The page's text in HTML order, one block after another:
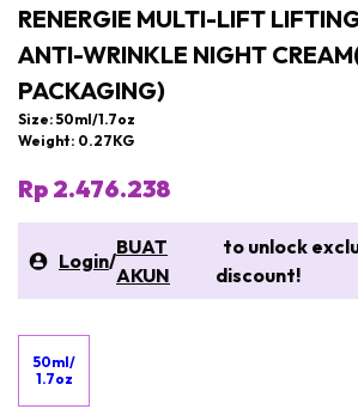
RENERGIE MULTI-LIFT
ANTI-WRINKLE NIGHT
PACKAGING)
Size: 50ml/1.7oz
Weight: 0.27KG
Rp 2.476.238
Login/
BUAT
AKUN
to unlock
discount!
50ml/
1.7oz